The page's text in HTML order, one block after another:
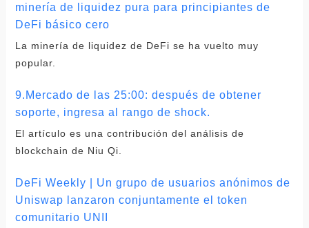
minería de liquidez pura para principiantes de
DeFi básico cero
La minería de liquidez de DeFi se ha vuelto muy
popular.
9.Mercado de las 25:00: después de obtener
soporte, ingresa al rango de shock.
El artículo es una contribución del análisis de
blockchain de Niu Qi.
DeFi Weekly | Un grupo de usuarios anónimos de
Uniswap lanzaron conjuntamente el token
comunitario UNII